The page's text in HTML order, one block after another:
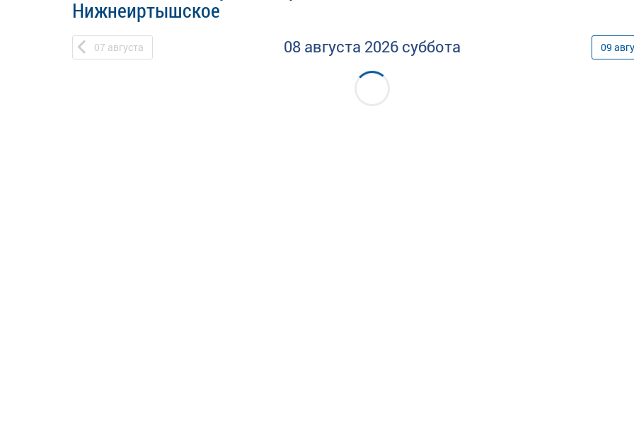
Нижнеиртышское
07 августа 08 августа 2026 суббота 09